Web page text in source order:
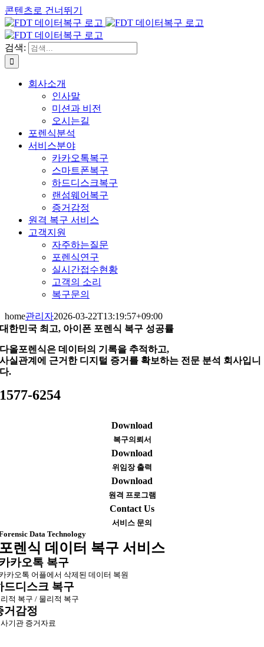
콘텐츠로 건너뛰기
검색:
회사소개
인사말
미션과 비전
오시는길
포렌식분석
서비스분야
카카오톡복구
스마트폰복구
하드디스크복구
랜섬웨어복구
증거감정
원격 복구 서비스
고객지원
자주하는질문
포렌식연구
실시간접수현황
고객의 소리
복구문의
home관리자2026-03-22T13:19:57+09:00
대한민국 최고, 아이폰 포렌식 복구 성공률
다올포렌식은 데이터의 기록을 추적하고,
사실관계에 근거한 디지털 증거를 확보하는 전문 분석 회사입니
다.
1577-6254
Download
복구의뢰서
Download
위임장 출력
Download
원격 프로그램
Contact Us
서비스 문의
Data Technology
렌식 데이터 복구 서비스
카오톡 복구
카오톡 어플에서 삭제된 데이터 복원
드디스크 복구
적 복구 / 물리적 복구
거감정
기관 증거자료